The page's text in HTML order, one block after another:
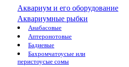
Аквариум и его оборудование
Аквариумные рыбки
Анабасовые
Аптеронотовые
Бадиевые
Бахромчатоусые или
перистоусые сомы